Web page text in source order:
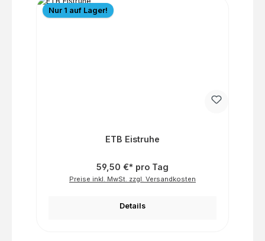
Nur 1 auf Lager!
ETB Eistruhe
59,50 €* pro Tag
Preise inkl. MwSt. zzgl. Versandkosten
Details